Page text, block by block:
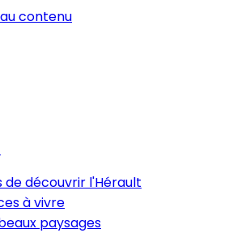
contenu
de découvrir l'Hérault
à vivre
paysages